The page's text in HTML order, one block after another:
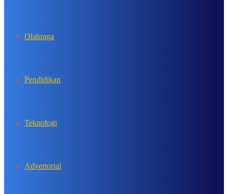
Olahraga
Pendidikan
Teknologi
Advertorial